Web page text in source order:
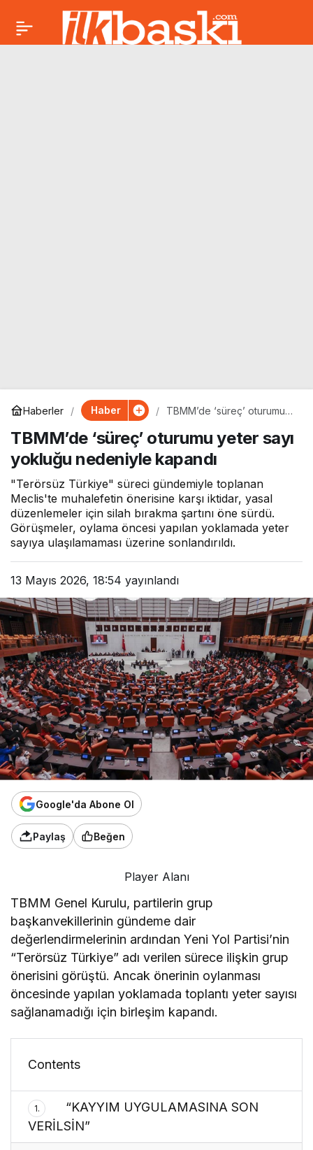
Haberler Haber
TBMM’de ‘süreç’ oturumu
nedeniyle kapandı
TBMM’de ‘süreç’ oturumu yeter sayı
yokluğu nedeniyle kapandı
"Terörsüz Türkiye" süreci gündemiyle toplanan
Meclis'te muhalefetin önerisine karşı iktidar, yasal
düzenlemeler için silah bırakma şartını öne sürdü.
Görüşmeler, oylama öncesi yapılan yoklamada yeter
sayıya ulaşılamaması üzerine sonlandırıldı.
13 Mayıs 2026, 18:54 yayınlandı
Google'da Abone Ol
Paylaş Beğen
Player Alanı
TBMM Genel Kurulu, partilerin grup
başkanvekillerinin gündeme dair
değerlendirmelerinin ardından Yeni Yol Partisi’nin
“Terörsüz Türkiye” adı verilen sürece ilişkin grup
önerisini görüştü. Ancak önerinin oylanması
öncesinde yapılan yoklamada toplantı yeter sayısı
sağlanamadığı için birleşim kapandı.
Contents
1.
“KAYYIM UYGULAMASINA SON
VERİLSİN”
Bolu Belediyesi